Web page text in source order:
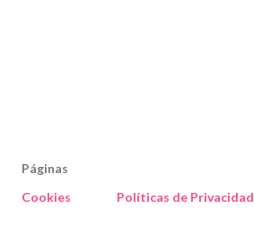
Páginas
Cookies
Políticas de Privacidad